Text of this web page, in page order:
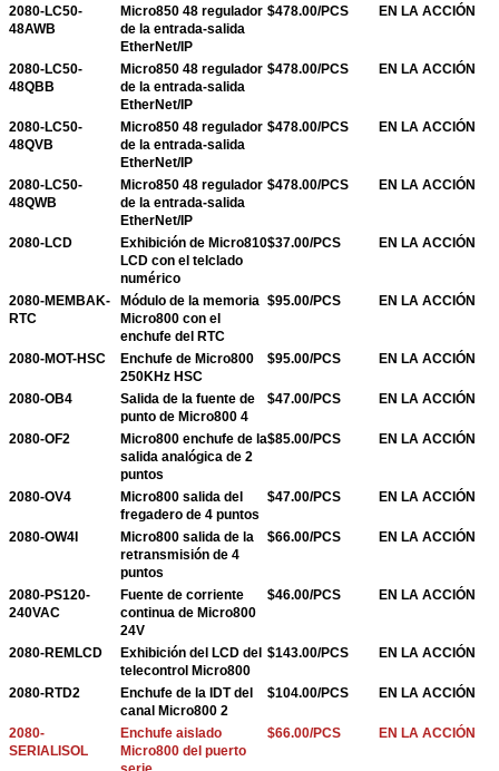
2080-LC50-
48AWB
Micro850 48 regulador
de la entrada-salida
EtherNet/IP
$478.00/PCS EN LA ACCIÓN
2080-LC50-
48QBB
Micro850 48 regulador
de la entrada-salida
EtherNet/IP
$478.00/PCS EN LA ACCIÓN
2080-LC50-
48QVB
Micro850 48 regulador
de la entrada-salida
EtherNet/IP
$478.00/PCS EN LA ACCIÓN
2080-LC50-
48QWB
Micro850 48 regulador
de la entrada-salida
EtherNet/IP
$478.00/PCS EN LA ACCIÓN
2080-LCD
Exhibición de Micro810
LCD con el telclado
numérico
$37.00/PCS EN LA ACCIÓN
2080-MEMBAK-
RTC
Módulo de la memoria
Micro800 con el
enchufe del RTC
$95.00/PCS EN LA ACCIÓN
2080-MOT-HSC
Enchufe de Micro800
250KHz HSC
$95.00/PCS EN LA ACCIÓN
2080-OB4
Salida de la fuente de
punto de Micro800 4
$47.00/PCS EN LA ACCIÓN
2080-OF2
Micro800 enchufe de la
salida analógica de 2
puntos
$85.00/PCS EN LA ACCIÓN
2080-OV4
Micro800 salida del
fregadero de 4 puntos
$47.00/PCS EN LA ACCIÓN
2080-OW4I
Micro800 salida de la
retransmisión de 4
puntos
$66.00/PCS EN LA ACCIÓN
2080-PS120-
240VAC
Fuente de corriente
continua de Micro800
24V
$46.00/PCS EN LA ACCIÓN
2080-REMLCD
Exhibición del LCD del
telecontrol Micro800
$143.00/PCS EN LA ACCIÓN
2080-RTD2
Enchufe de la IDT del
canal Micro800 2
$104.00/PCS EN LA ACCIÓN
2080-
SERIALISOL
Enchufe aislado
Micro800 del puerto
$66.00/PCS EN LA ACCIÓN